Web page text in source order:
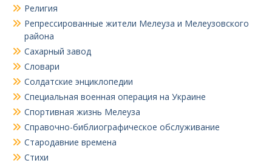
Религия
Репрессированные жители Мелеуза и Мелеузовского
района
Сахарный завод
Словари
Солдатские энциклопедии
Специальная военная операция на Украине
Спортивная жизнь Мелеуза
Справочно-библиографическое обслуживание
Стародавние времена
Стихи